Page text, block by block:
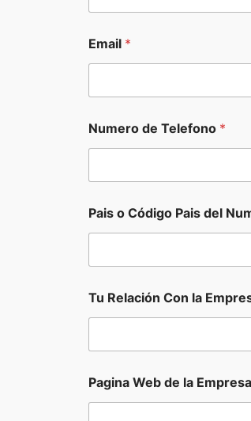
Email *
Numero de Telefono *
Pais o Código Pais del
d
e
Tu Relación Con la
Pagina Web de la